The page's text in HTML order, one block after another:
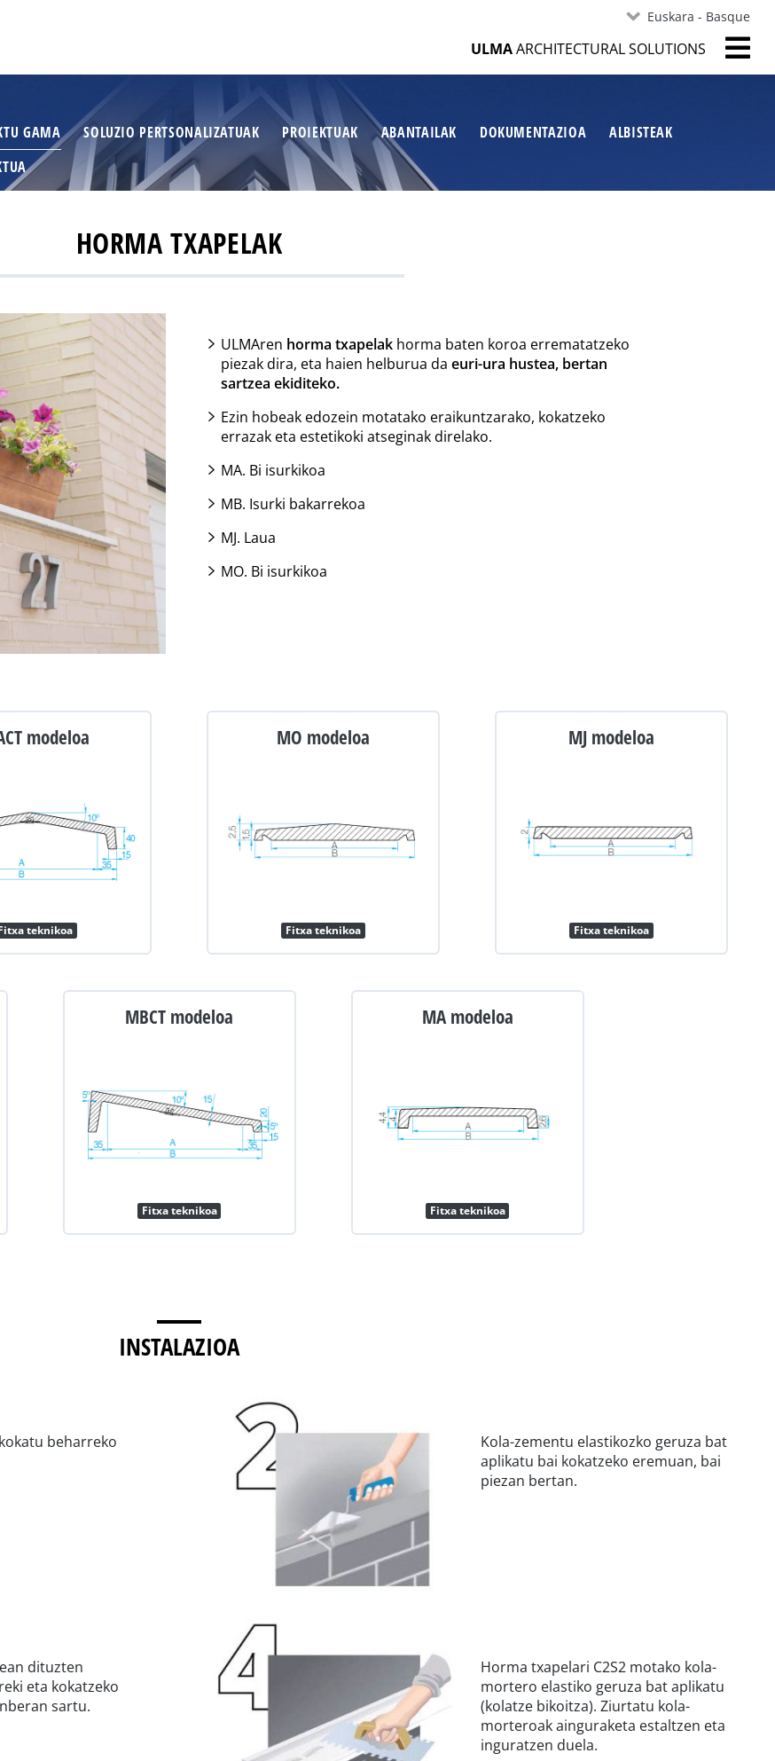
Euskara - Basque
ULMAARCHITECTURAL SOLUTIONS
GAMA SOLUZIO PERTSONALIZATUAK PROIEKTUAK ABANTAILAK DOKUMENTAZIOA
ALBISTEAK
HORMA TXAPELAK
ULMAren horma txapelakhorma baten koroa errematatzeko
piezak dira, eta haien helburua da euri-ura hustea, bertan
sartzea ekiditeko.
Ezin hobeak edozein motatako eraikuntzarako, kokatzeko
errazak eta estetikoki atseginak direlako.
MA. Bi isurkikoa
MB. Isurki bakarrekoa
MJ. Laua
MO. Bi isurkikoa
modeloa
teknikoa
MO modeloa
Fitxa teknikoa
MJ modeloa
Fitxa teknikoa
MBCT modeloa
Fitxa teknikoa
MA modeloa
Fitxa teknikoa
INSTALAZIOA
beharreko
Kola-zementu elastikozko geruza bat
aplikatu bai kokatzeko eremuan, bai
piezan bertan.
dituzten
eta kokatzeko
sartu.
Horma txapelari C2S2 motako kola-
mortero elastiko geruza bat aplikatu
(kolatze bikoitza). Ziurtatu kola-
morteroak ainguraketa estaltzen eta
inguratzen duela.